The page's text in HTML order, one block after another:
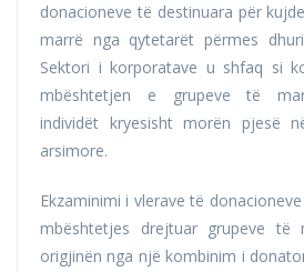
donacioneve të destinuara për
marrë nga qytetarët përmes
Sektori i korporatave u shfaq si
mbështetjen e grupeve të
individët kryesisht morën pjesë
arsimore.
Ekzaminimi i vlerave të
mbështetjes drejtuar grupeve të
origjinën nga një kombinim i